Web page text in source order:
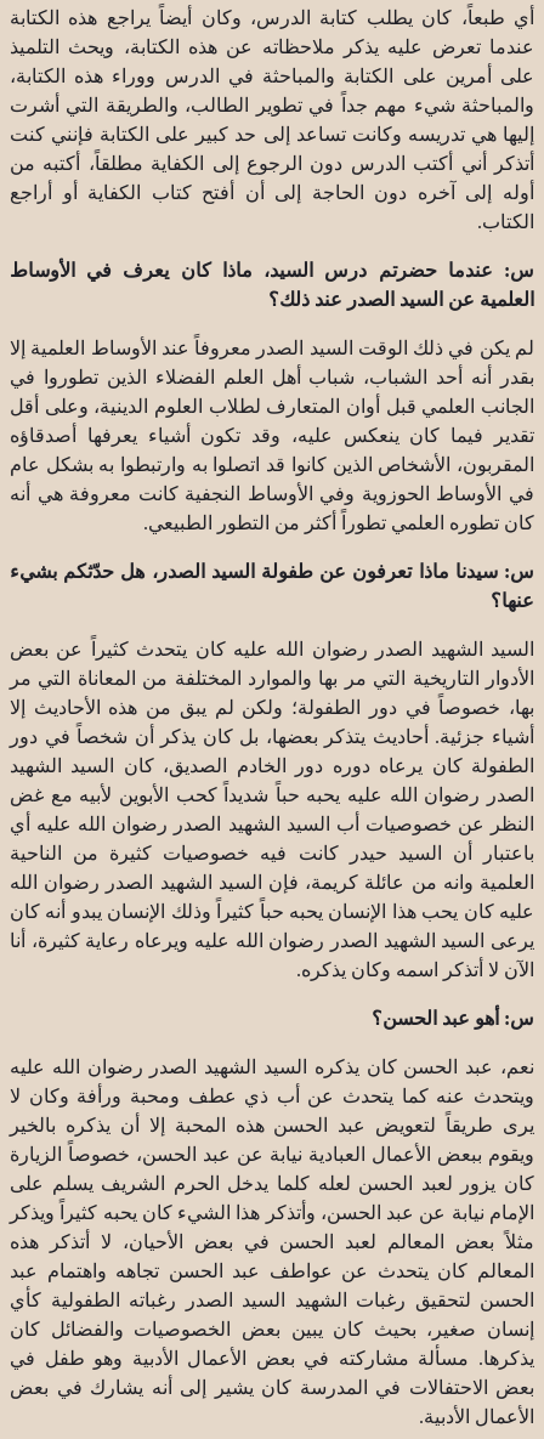
أي طبعاً، كان يطلب كتابة الدرس، وكان أيضاً يراجع هذه الكتابة
عندما تعرض عليه يذكر ملاحظاته عن هذه الكتابة، ويحث التلميذ
على أمرين على الكتابة والمباحثة في الدرس ووراء هذه الكتابة،
والمباحثة شيء مهم جداً في تطوير الطالب، والطريقة التي أشرت
إليها هي تدريسه وكانت تساعد إلى حد كبير على الكتابة فإنني كنت
أتذكر أني أكتب الدرس دون الرجوع إلى الكفاية مطلقاً، أكتبه من
أوله إلى آخره دون الحاجة إلى أن أفتح كتاب الكفاية أو أراجع
الكتاب.
س: عندما حضرتم درس السيد، ماذا كان يعرف في الأوساط
العلمية عن السيد الصدر عند ذلك؟
لم يكن في ذلك الوقت السيد الصدر معروفاً عند الأوساط العلمية إلا
بقدر أنه أحد الشباب، شباب أهل العلم الفضلاء الذين تطوروا في
الجانب العلمي قبل أوان المتعارف لطلاب العلوم الدينية، وعلى أقل
تقدير فيما كان ينعكس عليه، وقد تكون أشياء يعرفها أصدقاؤه
المقربون، الأشخاص الذين كانوا قد اتصلوا به وارتبطوا به بشكل عام
في الأوساط الحوزوية وفي الأوساط النجفية كانت معروفة هي أنه
كان تطوره العلمي تطوراً أكثر من التطور الطبيعي.
س: سيدنا ماذا تعرفون عن طفولة السيد الصدر، هل حدّثكم بشيء
عنها؟
السيد الشهيد الصدر رضوان الله عليه كان يتحدث كثيراً عن بعض
الأدوار التاريخية التي مر بها والموارد المختلفة من المعاناة التي مر
بها، خصوصاً في دور الطفولة؛ ولكن لم يبق من هذه الأحاديث إلا
أشياء جزئية. أحاديث يتذكر بعضها، بل كان يذكر أن شخصاً في دور
الطفولة كان يرعاه دوره دور الخادم الصديق، كان السيد الشهيد
الصدر رضوان الله عليه يحبه حباً شديداً كحب الأبوين لأبيه مع غض
النظر عن خصوصيات أب السيد الشهيد الصدر رضوان الله عليه أي
باعتبار أن السيد حيدر كانت فيه خصوصيات كثيرة من الناحية
العلمية وانه من عائلة كريمة، فإن السيد الشهيد الصدر رضوان الله
عليه كان يحب هذا الإنسان يحبه حباً كثيراً وذلك الإنسان يبدو أنه كان
يرعى السيد الشهيد الصدر رضوان الله عليه ويرعاه رعاية كثيرة، أنا
الآن لا أتذكر اسمه وكان يذكره.
س: أهو عبد الحسن؟
نعم، عبد الحسن كان يذكره السيد الشهيد الصدر رضوان الله عليه
ويتحدث عنه كما يتحدث عن أب ذي عطف ومحبة ورأفة وكان لا
يرى طريقاً لتعويض عبد الحسن هذه المحبة إلا أن يذكره بالخير
ويقوم ببعض الأعمال العبادية نيابة عن عبد الحسن، خصوصاً الزيارة
كان يزور لعبد الحسن لعله كلما يدخل الحرم الشريف يسلم على
الإمام نيابة عن عبد الحسن، وأتذكر هذا الشيء كان يحبه كثيراً ويذكر
مثلاً بعض المعالم لعبد الحسن في بعض الأحيان، لا أتذكر هذه
المعالم كان يتحدث عن عواطف عبد الحسن تجاهه واهتمام عبد
الحسن لتحقيق رغبات الشهيد السيد الصدر رغباته الطفولية كأي
إنسان صغير، بحيث كان يبين بعض الخصوصيات والفضائل كان
يذكرها. مسألة مشاركته في بعض الأعمال الأدبية وهو طفل في
بعض الاحتفالات في المدرسة كان يشير إلى أنه يشارك في بعض
الأعمال الأدبية.